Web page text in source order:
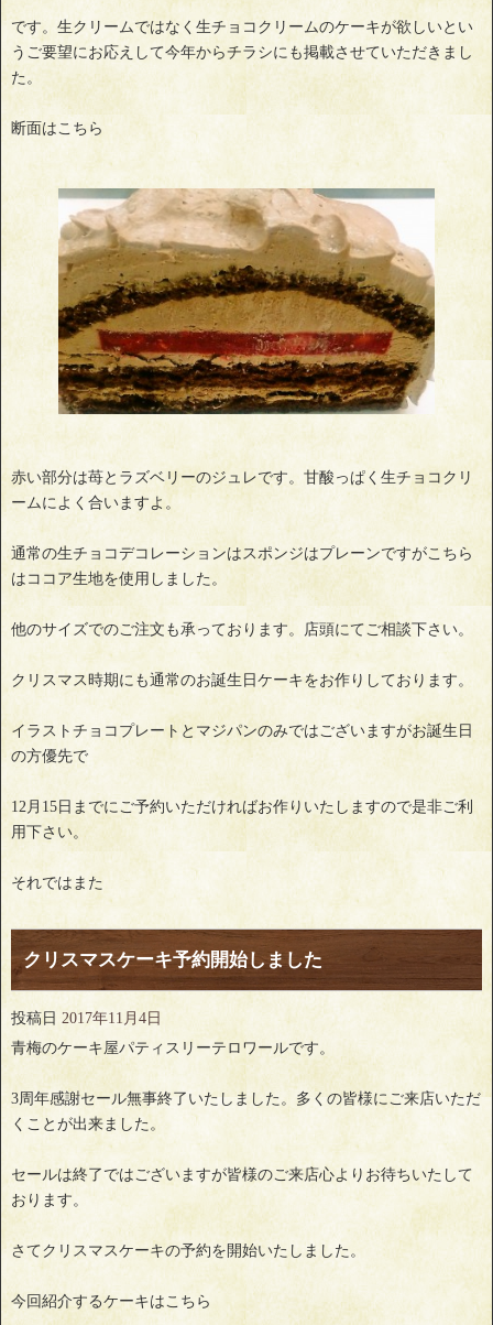
です。生クリームではなく生チョコクリームのケーキが欲しいとい
うご要望にお応えして今年からチラシにも掲載させていただきまし
た。
断面はこちら
赤い部分は苺とラズベリーのジュレです。甘酸っぱく生チョコクリ
ームによく合いますよ。
通常の生チョコデコレーションはスポンジはプレーンですがこちら
はココア生地を使用しました。
他のサイズでのご注文も承っております。店頭にてご相談下さい。
クリスマス時期にも通常のお誕生日ケーキをお作りしております。
イラストチョコプレートとマジパンのみではございますがお誕生日
の方優先で
12月15日までにご予約いただければお作りいたしますので是非ご利
用下さい。
それではまた
クリスマスケーキ予約開始しました
投稿日 2017年11月4日
青梅のケーキ屋パティスリーテロワールです。
3周年感謝セール無事終了いたしました。多くの皆様にご来店いただ
くことが出来ました。
セールは終了ではございますが皆様のご来店心よりお待ちいたして
おります。
さてクリスマスケーキの予約を開始いたしました。
今回紹介するケーキはこちら